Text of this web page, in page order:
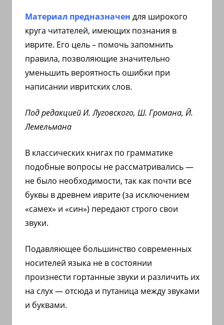
арамейском.
Поговорки
пословицы
арабском,
арамейском.
Кулинарные
рецепты
арабский
иврит
Материал предназначен для широкого
круга читателей, имеющих познания в
иврите. Его цель – помочь запомнить
правила, позволяющие значительно
уменьшить вероятность ошибки при
написании ивритских слов.
Под редакцией И. Луговского, Ш. Громана, Й.
Лемельмана
В классических книгах по грамматике
подобные вопросы не рассматривались —
не было необходимости, так как почти все
буквы в древнем иврите (за исключением
«самех» и «син») передают строго свои
звуки.
Подавляющее большинство современных
носителей языка не в состоянии
произнести гортанные звуки и различить их
на слух — отсюда и путаница между звуками
и буквами.